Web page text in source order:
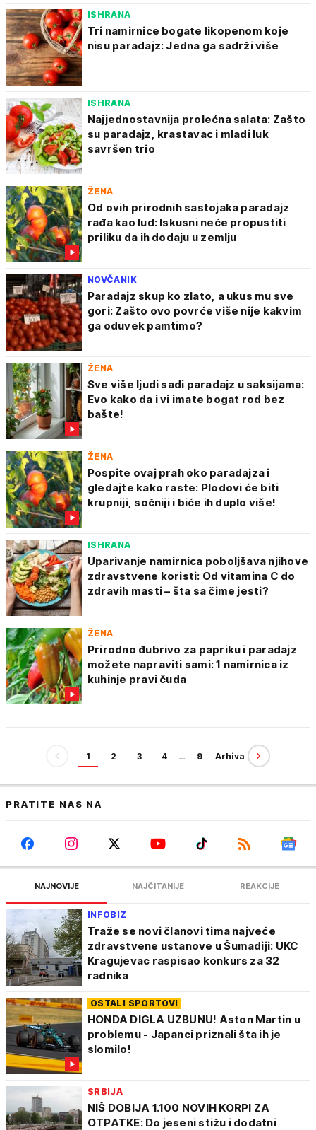
ISHRANA
Tri namirnice bogate likopenom koje
nisu paradajz: Jedna ga sadrži više
ISHRANA
Najjednostavnija prolećna salata: Zašto
su paradajz, krastavac i mladi luk
savršen trio
ŽENA
Od ovih prirodnih sastojaka paradajz
rađa kao lud: Iskusni neće propustiti
priliku da ih dodaju u zemlju
NOVČANIK
Paradajz skup ko zlato, a ukus mu sve
gori: Zašto ovo povrće više nije kakvim
ga oduvek pamtimo?
ŽENA
Sve više ljudi sadi paradajz u saksijama:
Evo kako da i vi imate bogat rod bez
bašte!
ŽENA
Pospite ovaj prah oko paradajza i
gledajte kako raste: Plodovi će biti
krupniji, sočniji i biće ih duplo više!
ISHRANA
Uparivanje namirnica poboljšava njihove
zdravstvene koristi: Od vitamina C do
zdravih masti – šta sa čime jesti?
ŽENA
Prirodno đubrivo za papriku i paradajz
možete napraviti sami: 1 namirnica iz
kuhinje pravi čuda
1 2 3 4 … 9 Arhiva
PRATITE NAS NA
NAJNOVIJE NAJČITANIJE REAKCIJE
INFOBIZ
Traže se novi članovi tima najveće
zdravstvene ustanove u Šumadiji: UKC
Kragujevac raspisao konkurs za 32
radnika
OSTALI SPORTOVI
HONDA DIGLA UZBUNU! Aston Martin u
problemu - Japanci priznali šta ih je
slomilo!
SRBIJA
NIŠ DOBIJA 1.100 NOVIH KORPI ZA
OTPATKE: Do jeseni stižu i dodatni